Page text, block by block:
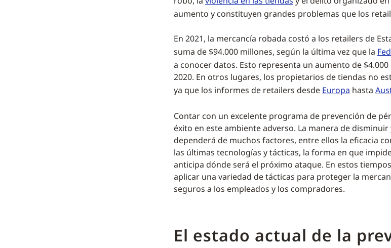
aumento y constituyen grandes problemas que los
En 2021, la mercancía robada costó a los retailers de
suma de $94.000 millones, según la última vez que la
a conocer datos. Esto representa un aumento de
2020. En otros lugares, los propietarios de tiendas no
ya que los informes de retailers desde Europa hasta
Contar con un excelente programa de prevención de
éxito en este ambiente adverso. La manera de
dependerá de muchos factores, entre ellos la eficacia
las últimas tecnologías y tácticas, la forma en que
anticipa dónde será el próximo ataque. En estos
aplicar una variedad de tácticas para proteger la
seguros a los empleados y los compradores.
El estado actual de la